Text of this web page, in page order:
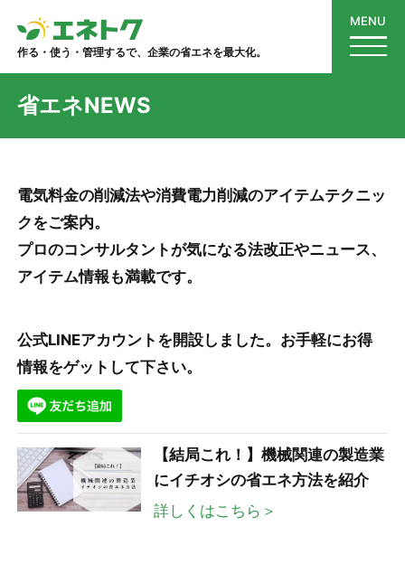
作る・使う・管理するで、企業の省エネを最大化。
MENU
省エネNEWS
電気料金の削減法や消費電力削減のアイテムテクニッ
クをご案内。
プロのコンサルタントが気になる法改正やニュース、
アイテム情報も満載です。
公式LINEアカウントを開設しました。お手軽にお得
情報をゲットして下さい。
【結局これ！】機械関連の製造業
にイチオシの省エネ方法を紹介
詳しくはこちら＞